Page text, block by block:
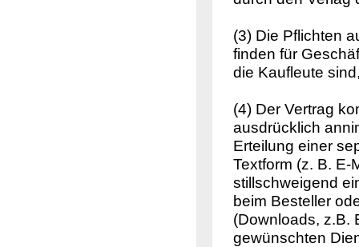
(3) Die Pflichten
finden für
die Kaufleute
(4) Der Vertrag
ausdrücklich
Erteilung einer
Textform (z. B. E-
stillschweigend
beim Besteller
(Downloads, z.B.
gewünschten